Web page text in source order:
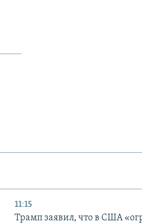
11:15
Трамп заявил, что в США